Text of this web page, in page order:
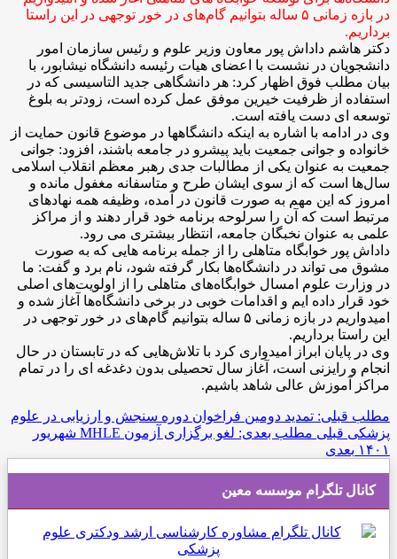
در بازه زمانی ۵ ساله بتوانیم گام‌های در خور توجهی در این راستا
برداریم.
دکتر هاشم داداش پور معاون وزیر علوم و رئیس سازمان امور
دانشجویان در نشست با اعضای هیات رئیسه دانشگاه نیشابور، با
بیان مطلب فوق اظهار کرد: هر دانشگاهی جدید التاسیسی که در
استفاده از ظرفیت خیرین موفق عمل کرده است، زودتر به بلوغ
توسعه ای دست یافته است.
وی در ادامه با اشاره به اینکه دانشگاهها در موضوع قانون حمایت از
خانواده و جوانی جمعیت باید پیشرو در جامعه باشند، افزود: جوانی
جمعیت به عنوان یکی از مطالبات جدی رهبر معظم انقلاب اسلامی
سال‌ها است که از سوی ایشان طرح و متاسفانه مغفول مانده و
امروز که این مهم به صورت قانون در آمده، وظیفه همه نهادهای
مرتبط است که آن را سرلوحه برنامه خود قرار دهند و از مراکز
علمی به عنوان نخبگان جامعه، انتظار بیشتری می رود.
داداش پور خوابگاه متاهلی را از جمله برنامه هایی که به صورت
مشوق می تواند در دانشگاه‌ها بکار گرفته شود، نام برد و گفت: ما
در وزارت علوم امسال خوابگاه‌های متاهلی را از اولویت‌های اصلی
خود قرار داده ایم و اقدامات خوبی در برخی دانشگاه‌ها آغاز شده و
امیدواریم در بازه زمانی ۵ ساله بتوانیم گام‌های در خور توجهی در
این راستا برداریم.
وی در پایان ابراز امیدواری کرد با تلاش‌هایی که در تابستان در حال
انجام و رایزنی است، آغاز سال تحصیلی بدون دغدغه ای را در تمام
مراکز آموزش عالی شاهد باشیم.
مطلب قبلی: تمدید دومین فراخوان دوره سنجش و ارزیابی در علوم
پزشکی قبلی
مطلب بعدی: لغو برگزاری آزمون MHLE شهریور
۱۴۰۱ بعدی
کانال تلگرام موسسه معین